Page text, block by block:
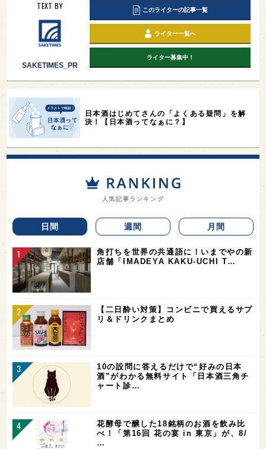
TEXT BY
SAKETIMES_PR
このライターの記事一覧
ライター一覧へ
ライター募集中！
日本酒はじめてさんの「よくある疑問」を解
決！【日本酒ってなぁに？】
人気記事ランキング
日間 週間 月間
角打ちを世界の共通語に！いまでやの新
店舗「IMADEYA KAKU-UCHI T…
【二日酔い対策】コンビニで買えるサプ
リ＆ドリンクまとめ
10の設問に答えるだけで“好みの日本
酒”がわかる無料サイト「日本酒三角チ
ャート診…
花酵母で醸した18銘柄のお酒を飲み比
べ！「第16回 花の宴 in 東京」が、8/
…